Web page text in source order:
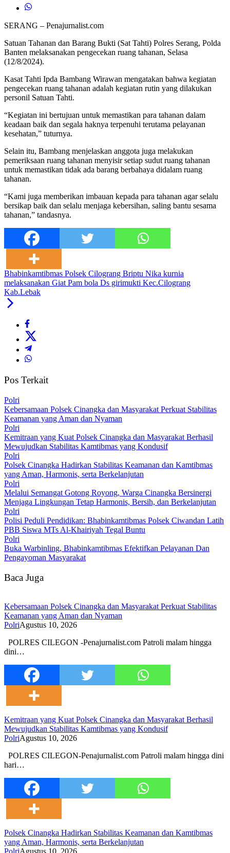
SERANG – Penajurnalist.com
Satuan Tahanan dan Barang Bukti (Sat Tahti) Polres Serang, Polda
Banten melaksanakan pengecekan ruang tahanan, Selasa
(12/8/2024).
Kasat Tahti Ipda Bambang Wirawan mengatakan bahwa kegiatan
pengecekan ruang tahanan adalah kegiatan rutin yang dilakukan
personil Satuan Tahti.
“Kegiatan ini bertujuan untuk memastikan para tahanan dalam
keadaan baik dan segala haknya terpenuhi terutama pelayanan
kesehatan,” tuturnya.
Selain itu, Bambang menjelaskan anggota juga melakukan
pemeriksaan ruang tahanan menyisir setiap sudut ruang tahanan
untuk memastikan tidak ada barang berbahaya didalam ruang
tahanan.
“Kami juga memberikan imbauan kepada para tahanan agar selalu
bersikap baik dan selalu menjaga kebersihan, saling bantu sesama
tahanan,” tandasnya.
Bhabinkamtibmas Polsek Cilograng Briptu Nika kurnia
melaksanakan Giat Pam bola Ds girimukti Kec.Cilograng
Kab.Lebak
Pos Terkait
Polri
Kebersamaan Polsek Cinangka dan Masyarakat Perkuat Stabilitas
Keamanan yang Aman dan Nyaman
Polri
Kemitraan yang Kuat Polsek Cinangka dan Masyarakat Berhasil
Mewujudkan Stabilitas Kamtibmas yang Kondusif
Polri
Polsek Cinangka Hadirkan Stabilitas Keamanan dan Kamtibmas
yang Aman, Harmonis, serta Berkelanjutan
Polri
Melalui Semangat Gotong Royong, Warga Cinangka Bersinergi
Menjaga Lingkungan Tetap Harmonis, Bersih, dan Berkelanjutan
Polri
Polisi Peduli Pendidikan: Bhabinkamtibmas Polsek Ciwandan Latih
PBB Siswa MTs Al-Khairiyah Tegal Buntu
Polri
Buka Warbinling, Bhabinkamtibmas Efektifkan Pelayanan Dan
Pengayoman Masyarakat
Baca Juga
Kebersamaan Polsek Cinangka dan Masyarakat Perkuat Stabilitas
Keamanan yang Aman dan Nyaman
PolriAgustus 10, 2026
POLRES CILEGON -Penajurnalist.com Patroli malam hingga
dini…
Kemitraan yang Kuat Polsek Cinangka dan Masyarakat Berhasil
Mewujudkan Stabilitas Kamtibmas yang Kondusif
PolriAgustus 10, 2026
POLRES CILEGON-Penajurnalist.com Patroli malam hingga dini
hari…
Polsek Cinangka Hadirkan Stabilitas Keamanan dan Kamtibmas
yang Aman, Harmonis, serta Berkelanjutan